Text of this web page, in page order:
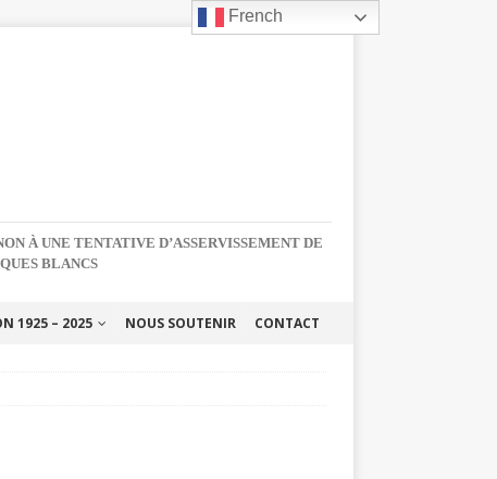
À UNE TENTATIVE D’ASSERVISSEMENT DE
BLANCS
1925 – 2025 NOUS SOUTENIR CONTACT
French